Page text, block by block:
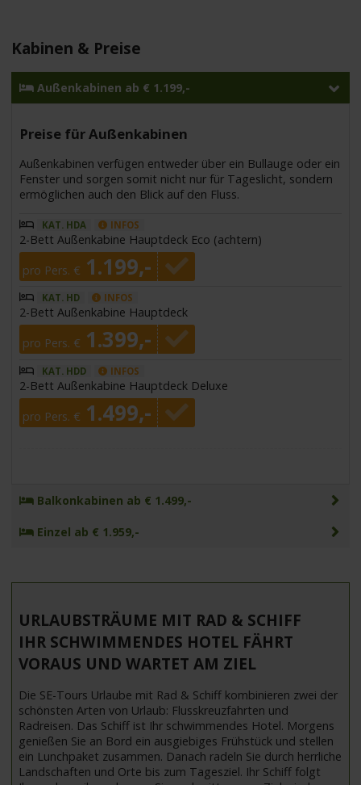
Kabinen & Preise
Außenkabinen ab € 1.199,-
Preise für Außenkabinen
Außenkabinen verfügen entweder über ein Bullauge oder ein
Fenster und sorgen somit nicht nur für Tageslicht, sondern
ermöglichen auch den Blick auf den Fluss.
KAT. HDA INFOS
2-Bett Außenkabine Hauptdeck Eco (achtern)
pro Pers. € 1.199,-
KAT. HD INFOS
2-Bett Außenkabine Hauptdeck
pro Pers. € 1.399,-
KAT. HDD INFOS
2-Bett Außenkabine Hauptdeck Deluxe
pro Pers. € 1.499,-
Balkonkabinen ab € 1.499,-
Einzel ab € 1.959,-
URLAUBSTRÄUME MIT RAD & SCHIFF
IHR SCHWIMMENDES HOTEL FÄHRT
VORAUS UND WARTET AM ZIEL
Die SE-Tours Urlaube mit Rad & Schiff kombinieren zwei der
schönsten Arten von Urlaub: Flusskreuzfahrten und
Radreisen. Das Schiff ist Ihr schwimmendes Hotel. Morgens
genießen Sie an Bord ein ausgiebiges Frühstück und stellen
ein Lunchpaket zusammen. Danach radeln Sie durch herrliche
Landschaften und Orte bis zum Tagesziel. Ihr Schiff folgt